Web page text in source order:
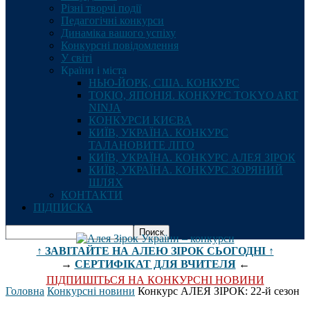
Різні творчі події
Педагогічні конкурси
Динаміка вашого успіху
Конкурсні повідомлення
У світі
Країни і міста
НЬЮ-ЙОРК, США. КОНКУРС
ТОКІО, ЯПОНІЯ. КОНКУРС TOKYO ART
NINJA
КОНКУРСИ КИЄВА
КИЇВ, УКРАЇНА. КОНКУРС
ТАЛАНОВИТЕ ЛІТО
КИЇВ, УКРАЇНА. КОНКУРС АЛЕЯ ЗІРОК
КИЇВ, УКРАЇНА. КОНКУРС ЗОРЯНИЙ
ШЛЯХ
КОНТАКТИ
ПІДПИСКА
↑ ЗАВІТАЙТЕ НА АЛЕЮ ЗІРОК СЬОГОДНІ ↑
→ СЕРТИФІКАТ ДЛЯ ВЧИТЕЛЯ←
ПІДПИШІТЬСЯ НА КОНКУРСНІ НОВИНИ
Головна Конкурсні новини Конкурс АЛЕЯ ЗІРОК: 22-й сезон